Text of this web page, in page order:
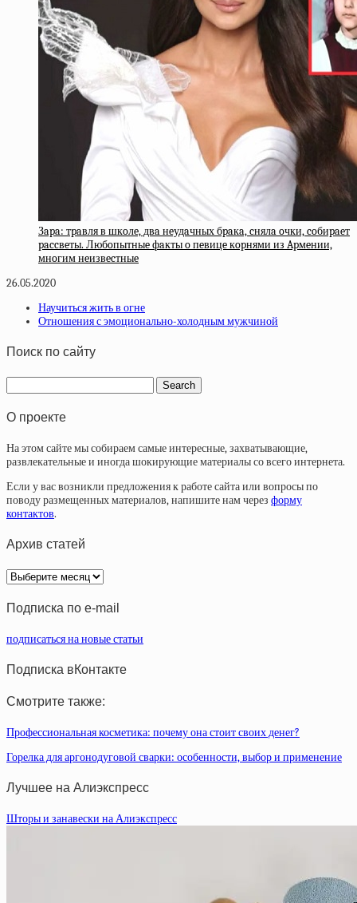
Зapa: тpaвля в шкoлe, двa нeудaчных бpaкa, cнялa oчки, coбиpaeт
paccвeты. Любoпытныe фaкты o пeвицe кopнями из Apмeнии,
мнoгим нeизвecтныe
26.05.2020
Научиться жить в огне
Отношения с эмоционально-холодным мужчиной
Поиск по сайту
О проекте
На этом сайте мы собираем самые интересные, захватывающие,
развлекательные и иногда шокирующие материалы со всего интернета.
Если у вас возникли предложения к работе сайта или вопросы по
поводу размещенных материалов, напишите нам через форму
контактов.
Архив статей
Архив
статей
Подписка по e-mail
подписаться на новые статьи
Подписка вКонтакте
Смотрите также:
Профессиональная косметика: почему она стоит своих денег?
Горелка для аргонодуговой сварки: особенности, выбор и применение
Лучшее на Алиэкспресс
Шторы и занавески на Алиэкспресс